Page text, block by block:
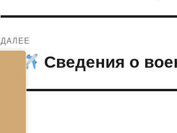
ДАЛЕЕ
СледующаяСведения о